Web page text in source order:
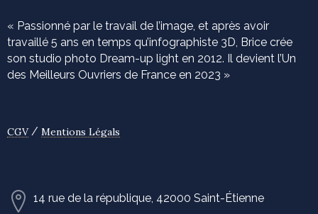
« Passionné par le travail de l’image, et après avoir
travaillé 5 ans en temps qu’infographiste 3D, Brice crée
son studio photo Dream-up light en 2012. Il devient l’Un
des Meilleurs Ouvriers de France en 2023 »
CGV/ Mentions Légals
14 rue de la république, 42000 Saint-Étienne